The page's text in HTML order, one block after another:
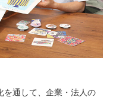
を通して、企業・法人の